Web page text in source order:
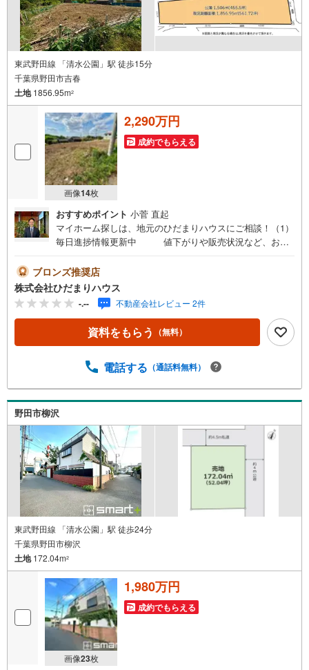
東武野田線 「清水公園」駅 徒歩15分
千葉県野田市吉春
土地1856.95m2
画像14枚
2,290万円
成約でもらえる
おすすめポイント 小菅 直起
マイホーム探しは、地元のひだまりハウスにご相談！（1）
毎日進捗情報更新中 値下がりや販売状況など、お客
OK 空いている時間に「ちょっと話だけでもOK！」
気軽にお立ち寄り♪（3）女性おひとりでも安心 強引
な接客なし。暖かいスタッフがお客様の立場で親身にご対
応♪（4）充実したキッズスペース お子様を飽きさせ
ないよう、女性スタッフとおもちゃやゲームなどで遊べま
す（*＾＾*）『主役であるあなた』の、ひだまりのような
ブロンズ推奨店
株式会社ひだまりハウス
-.-- 不動産会社レビュー 2件
資料をもらう （無料）
電話する （通話料無料）
野田市柳沢
東武野田線 「清水公園」駅 徒歩24分
千葉県野田市柳沢
土地172.04m2
画像23枚
1,980万円
成約でもらえる